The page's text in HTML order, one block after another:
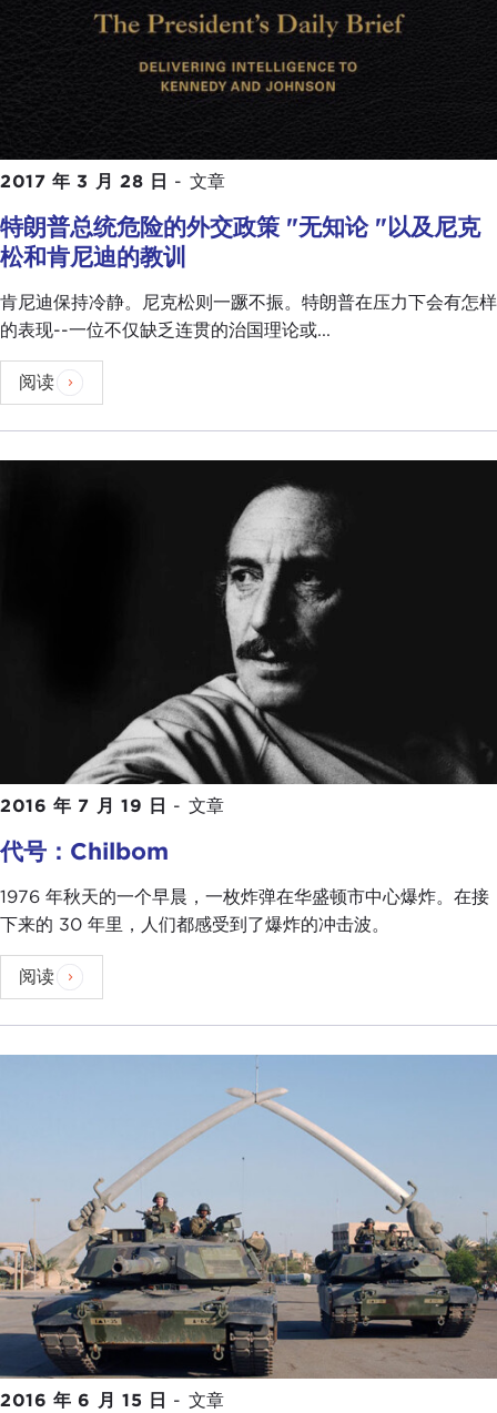
2017 年 3 月 28 日 - 文章
特朗普总统危险的外交政策 "无知论 "以及尼克
松和肯尼迪的教训
肯尼迪保持冷静。尼克松则一蹶不振。特朗普在压力下会有怎样
的表现--一位不仅缺乏连贯的治国理论或...
阅读
2016 年 7 月 19 日 - 文章
代号：Chilbom
1976 年秋天的一个早晨，一枚炸弹在华盛顿市中心爆炸。在接
下来的 30 年里，人们都感受到了爆炸的冲击波。
阅读
2016 年 6 月 15 日 - 文章